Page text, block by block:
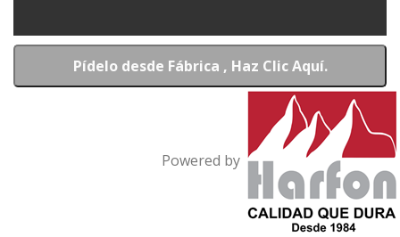
Pídelo desde Fábrica , Haz Clic Aquí.
Powered by